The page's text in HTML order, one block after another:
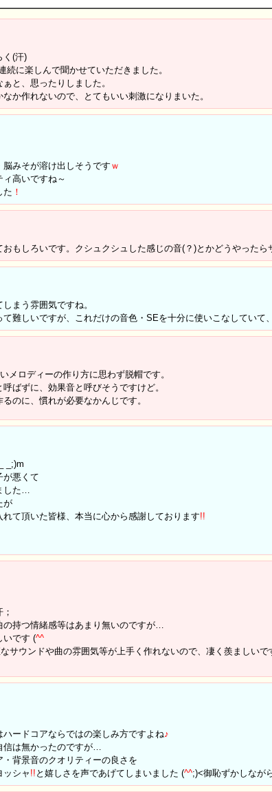
く(汗)
続に楽しんで聞かせていただきました。
と、思ったりしました。
か作れないので、とてもいい刺激になりまいた。
みそが溶け出しそうです ｗ
高いですね～
た ！
もしろいです。クシュクシュした感じの音(？)とかどうやった
まう雰囲気ですね。
難しいですが、これだけの音色・SEを十分に使いこなしていて
メロディーの作り方に思わず脱帽です。
ばずに、効果音と呼びそうですけど。
のに、慣れが必要なかんじです。
_;)m
が悪くて
した…
が
て頂いた皆様、本当に心から感謝しております!!
持つ情緒感等はあまり無いのですが…
いです (^^
サウンドや曲の雰囲気等が上手く作れないので、凄く羨ましいで
ードコアならではの楽しみ方ですよね♪
は無かったのですが…
背景音のクオリティーの良さを
ッシャ !! と嬉しさを声であげてしまいました (^^;)<御恥ずかしなが